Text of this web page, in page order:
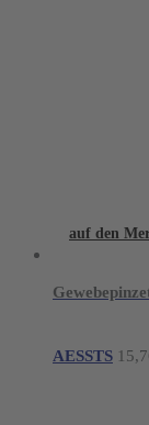
auf den
AESSTS